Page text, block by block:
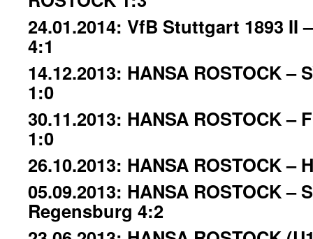
24.01.2014: VfB Stuttgart 1893 II
4:1
14.12.2013: HANSA ROSTOCK –
1:0
30.11.2013: HANSA ROSTOCK –
1:0
26.10.2013: HANSA ROSTOCK –
05.09.2013: HANSA ROSTOCK –
Regensburg 4:2